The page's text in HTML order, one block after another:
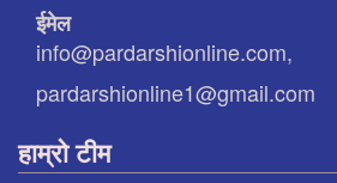
ईमेल
info@pardarshionline.com,
pardarshionline1@gmail.com
हाम्रो टीम